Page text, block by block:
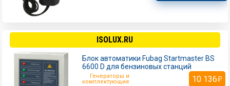
ISOLUX.RU
Блок автоматики Fubag Startmaster BS
6600 D для бензиновых станций
Генераторы и
комплектующие
10 136